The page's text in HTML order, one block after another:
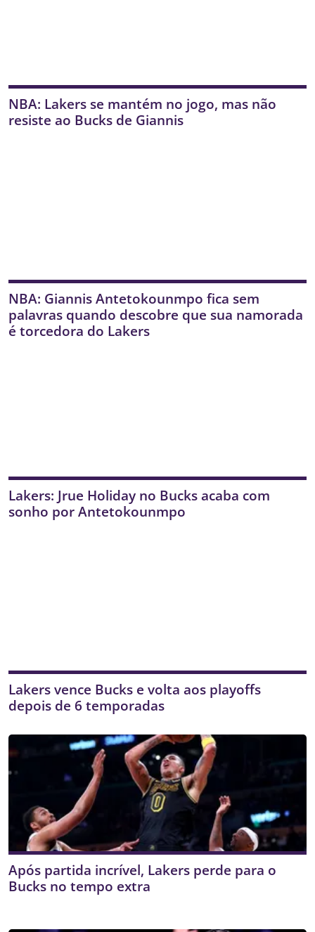
NBA: Lakers se mantém no jogo, mas não
resiste ao Bucks de Giannis
NBA: Giannis Antetokounmpo fica sem
palavras quando descobre que sua namorada
é torcedora do Lakers
Lakers: Jrue Holiday no Bucks acaba com
sonho por Antetokounmpo
Lakers vence Bucks e volta aos playoffs
depois de 6 temporadas
Após partida incrível, Lakers perde para o
Bucks no tempo extra